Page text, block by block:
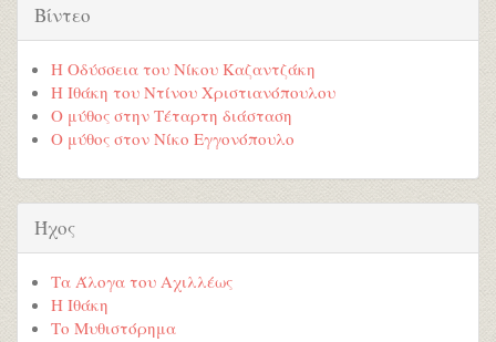
Βίντεο
Η Οδύσσεια του Νίκου Καζαντζάκη
Η Ιθάκη του Ντίνου Χριστιανόπουλου
Ο μύθος στην Τέταρτη διάσταση
Ο μύθος στον Νίκο Εγγονόπουλο
Ήχος
Τα Άλογα του Αχιλλέως
Η Ιθάκη
Το Μυθιστόρημα